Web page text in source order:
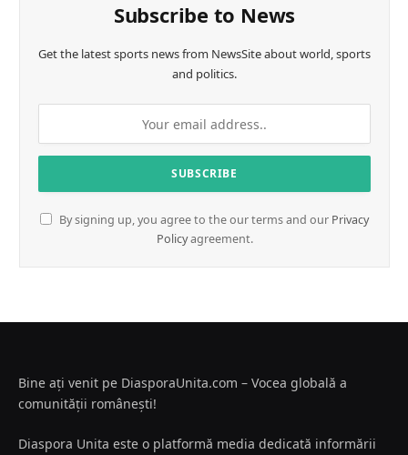
Subscribe to News
Get the latest sports news from NewsSite about world, sports
and politics.
By signing up, you agree to the our terms and our Privacy
Policyagreement.
Bine ați venit pe DiasporaUnita.com – Vocea globală a
comunității românești!
Diaspora Unita este o platformă media dedicată informării